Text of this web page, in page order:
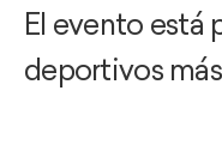
El evento está
deportivos